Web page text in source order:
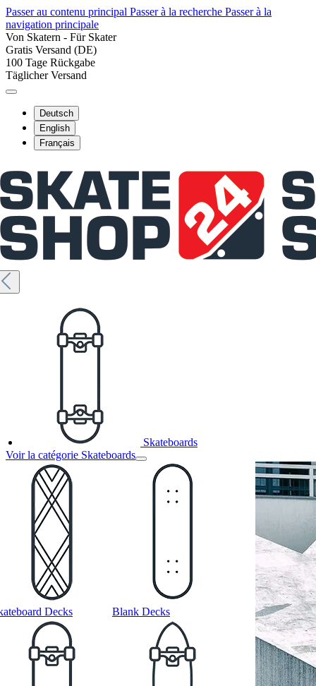
Passer au contenu principal Passer à la recherche Passer à la
navigation principale
Von Skatern - Für Skater
Gratis Versand (DE)
100 Tage Rückgabe
Täglicher Versand
Deutsch
English
Français
Skateboards
Voir la catégorie Skateboards
Decks Blank Decks